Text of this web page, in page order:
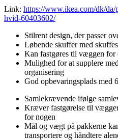
Link: https://www.ikea.com/dk/
hvid-60403602/
Stilrent design, der passer
Løbende skuffer med
Kan fastgøres til væggen for
Mulighed for at supplere
organisering
God opbevaringsplads med
Samlekrævende ifølge
Kræver fastgørelse til
for nogen
Mål og vægt på pakkerne
transportere og håndtere